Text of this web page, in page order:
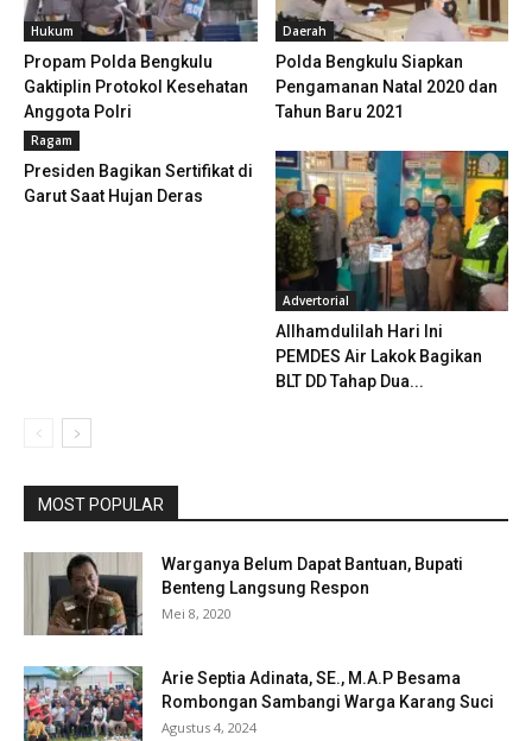
Hukum
Propam Polda Bengkulu
Gaktiplin Protokol Kesehatan
Anggota Polri
Daerah
Polda Bengkulu Siapkan
Pengamanan Natal 2020 dan
Tahun Baru 2021
Ragam
Presiden Bagikan Sertifikat di
Garut Saat Hujan Deras
Advertorial
Allhamdulilah Hari Ini
PEMDES Air Lakok Bagikan
BLT DD Tahap Dua...
MOST POPULAR
Warganya Belum Dapat Bantuan, Bupati
Benteng Langsung Respon
Mei 8, 2020
Arie Septia Adinata, SE., M.A.P Besama
Rombongan Sambangi Warga Karang Suci
Agustus 4, 2024